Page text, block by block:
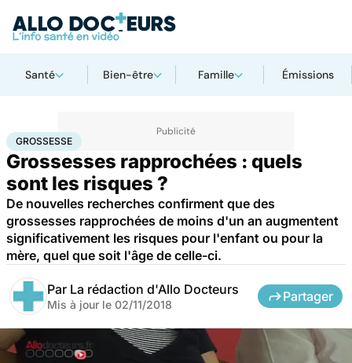
Santé Bien-être Famille Émissions
AccueilFamille Grossesse Grossesse
GROSSESSE
Grossesses rapprochées : quels
sont les risques ?
De nouvelles recherches confirment que des
grossesses rapprochées de moins d'un an augmentent
significativement les risques pour l'enfant ou pour la
mère, quel que soit l'âge de celle-ci.
Par La rédaction d'Allo Docteurs
Mis à jour le 02/11/2018
Partager